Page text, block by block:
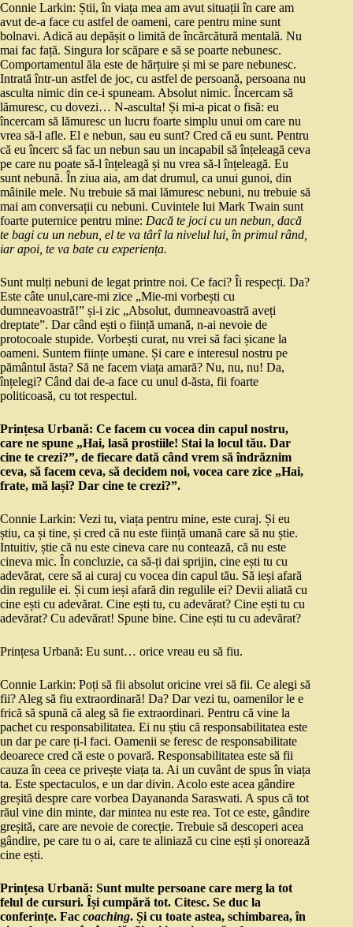
Connie Larkin: Știi, în viața mea am avut situații în care am
avut de-a face cu astfel de oameni, care pentru mine sunt
bolnavi. Adică au depășit o limită de încărcătură mentală. Nu
mai fac față. Singura lor scăpare e să se poarte nebunesc.
Comportamentul ăla este de hărțuire și mi se pare nebunesc.
Intrată într-un astfel de joc, cu astfel de persoană, persoana nu
asculta nimic din ce-i spuneam. Absolut nimic. Încercam să
lămuresc, cu dovezi… N-asculta! Și mi-a picat o fisă: eu
încercam să lămuresc un lucru foarte simplu unui om care nu
vrea să-l afle. El e nebun, sau eu sunt? Cred că eu sunt. Pentru
că eu încerc să fac un nebun sau un incapabil să înțeleagă ceva
pe care nu poate să-l înțeleagă și nu vrea să-l înțeleagă. Eu
sunt nebună. În ziua aia, am dat drumul, ca unui gunoi, din
mâinile mele. Nu trebuie să mai lămuresc nebuni, nu trebuie să
mai am conversații cu nebuni. Cuvintele lui Mark Twain sunt
foarte puternice pentru mine: Dacă te joci cu un nebun, dacă
te bagi cu un nebun, el te va târî la nivelul lui, în primul rând,
iar apoi, te va bate cu experiența.
Sunt mulți nebuni de legat printre noi. Ce faci? Îi respecți. Da?
Este câte unul,care-mi zice „Mie-mi vorbești cu
dumneavoastră!” și-i zic „Absolut, dumneavoastră aveți
dreptate”. Dar când ești o ființă umană, n-ai nevoie de
protocoale stupide. Vorbești curat, nu vrei să faci șicane la
oameni. Suntem ființe umane. Și care e interesul nostru pe
pământul ăsta? Să ne facem viața amară? Nu, nu, nu! Da,
înțelegi? Când dai de-a face cu unul d-ăsta, fii foarte
politicoasă, cu tot respectul.
Prințesa Urbană: Ce facem cu vocea din capul nostru,
care ne spune „Hai, lasă prostiile! Stai la locul tău. Dar
cine te crezi?”, de fiecare dată când vrem să îndrăznim
ceva, să facem ceva, să decidem noi, vocea care zice „Hai,
frate, mă lași? Dar cine te crezi?”.
Connie Larkin: Vezi tu, viața pentru mine, este curaj. Și eu
știu, ca și tine, și cred că nu este ființă umană care să nu știe.
Intuitiv, știe că nu este cineva care nu contează, că nu este
cineva mic. În concluzie, ca să-ți dai sprijin, cine ești tu cu
adevărat, cere să ai curaj cu vocea din capul tău. Să ieși afară
din regulile ei. Și cum ieși afară din regulile ei? Devii aliată cu
cine ești cu adevărat. Cine ești tu, cu adevărat? Cine ești tu cu
adevărat? Cu adevărat! Spune bine. Cine ești tu cu adevărat?
Prințesa Urbană: Eu sunt… orice vreau eu să fiu.
Connie Larkin: Poți să fii absolut oricine vrei să fii. Ce alegi să
fii? Aleg să fiu extraordinară! Da? Dar vezi tu, oamenilor le e
frică să spună că aleg să fie extraordinari. Pentru că vine la
pachet cu responsabilitatea. Ei nu știu că responsabilitatea este
un dar pe care ți-l faci. Oamenii se feresc de responsabilitate
deoarece cred că este o povară. Responsabilitatea este să fii
cauza în ceea ce privește viața ta. Ai un cuvânt de spus în viața
ta. Este spectaculos, e un dar divin. Acolo este acea gândire
greșită despre care vorbea Dayananda Saraswati. A spus că tot
răul vine din minte, dar mintea nu este rea. Tot ce este, gândire
greșită, care are nevoie de corecție. Trebuie să descoperi acea
gândire, pe care tu o ai, care te aliniază cu cine ești și onorează
cine ești.
Prințesa Urbană: Sunt multe persoane care merg la tot
felul de cursuri. Își cumpără tot. Citesc. Se duc la
conferințe. Fac coaching. Și cu toate astea, schimbarea, în